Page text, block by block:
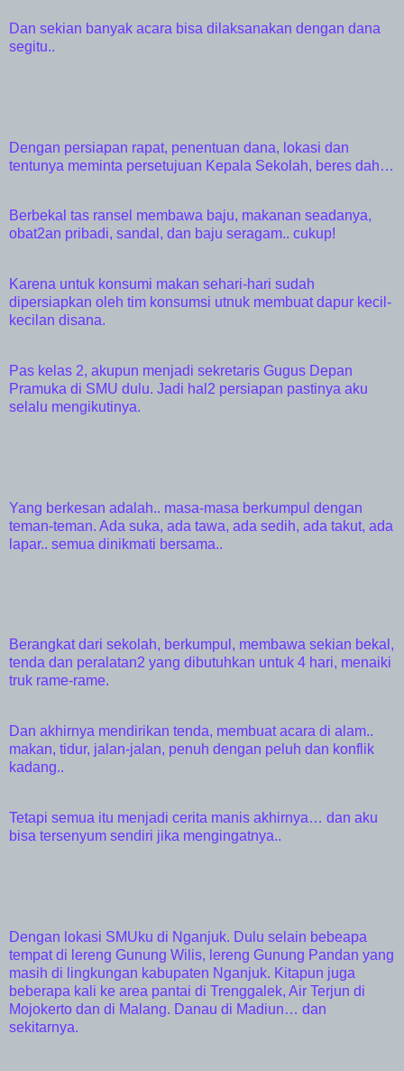
Dan sekian banyak acara bisa dilaksanakan dengan dana
segitu..
Dengan persiapan rapat, penentuan dana, lokasi dan
tentunya meminta persetujuan Kepala Sekolah, beres dah…
Berbekal tas ransel membawa baju, makanan seadanya,
obat2an pribadi, sandal, dan baju seragam.. cukup!
Karena untuk konsumi makan sehari-hari sudah
dipersiapkan oleh tim konsumsi utnuk membuat dapur kecil-
kecilan disana.
Pas kelas 2, akupun menjadi sekretaris Gugus Depan
Pramuka di SMU dulu. Jadi hal2 persiapan pastinya aku
selalu mengikutinya.
Yang berkesan adalah.. masa-masa berkumpul dengan
teman-teman. Ada suka, ada tawa, ada sedih, ada takut, ada
lapar.. semua dinikmati bersama..
Berangkat dari sekolah, berkumpul, membawa sekian bekal,
tenda dan peralatan2 yang dibutuhkan untuk 4 hari, menaiki
truk rame-rame.
Dan akhirnya mendirikan tenda, membuat acara di alam..
makan, tidur, jalan-jalan, penuh dengan peluh dan konflik
kadang..
Tetapi semua itu menjadi cerita manis akhirnya… dan aku
bisa tersenyum sendiri jika mengingatnya..
Dengan lokasi SMUku di Nganjuk. Dulu selain bebeapa
tempat di lereng Gunung Wilis, lereng Gunung Pandan yang
masih di lingkungan kabupaten Nganjuk. Kitapun juga
beberapa kali ke area pantai di Trenggalek, Air Terjun di
Mojokerto dan di Malang. Danau di Madiun… dan
sekitarnya.